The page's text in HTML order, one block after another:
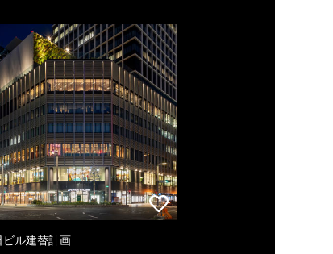
ビル建替計画